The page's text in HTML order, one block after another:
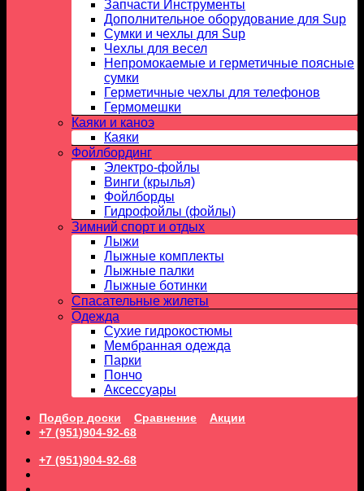
Запчасти Инструменты
Дополнительное оборудование для Sup
Сумки и чехлы для Sup
Чехлы для весел
Непромокаемые и герметичные поясные
сумки
Герметичные чехлы для телефонов
Гермомешки
Каяки и каноэ
Каяки
Фойлбординг
Электро-фойлы
Винги (крылья)
Фойлборды
Гидрофойлы (фойлы)
Зимний спорт и отдых
Лыжи
Лыжные комплекты
Лыжные палки
Лыжные ботинки
Спасательные жилеты
Одежда
Сухие гидрокостюмы
Мембранная одежда
Парки
Пончо
Аксессуары
Подбор доски Сравнение
Акции
+7 (951)904-92-68
+7 (951)904-92-68